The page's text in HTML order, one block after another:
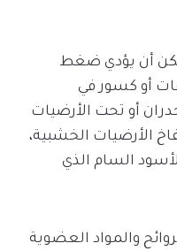
أن يؤدي ضغط
أو كسور في
أو تحت الأرضيات
الأرضيات الخشبية،
السام الذي
والمواد العضوية